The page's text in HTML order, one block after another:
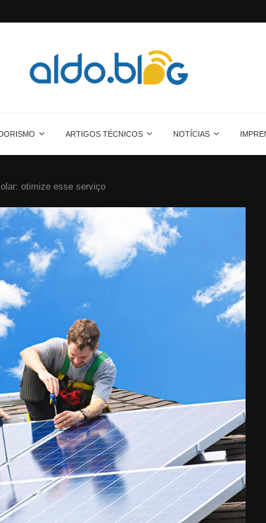
ARTIGOS TÉCNICOS NOTÍCIAS
otimize esse serviço